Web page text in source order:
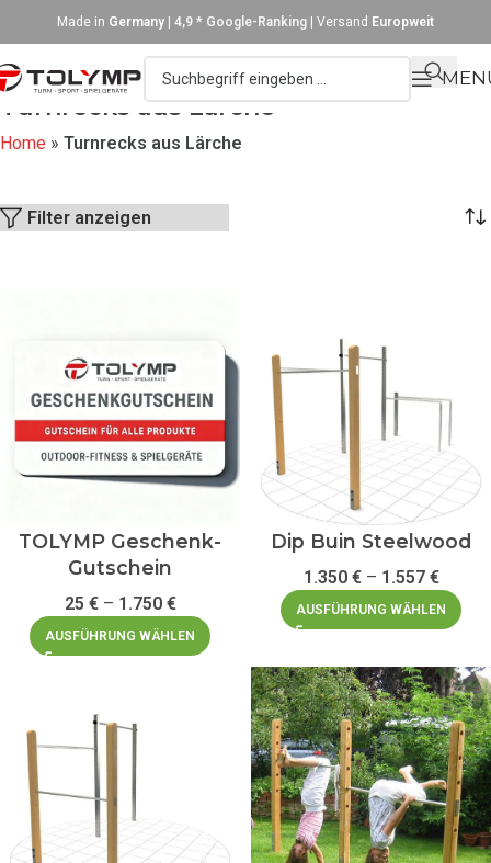
Made in Germany 4,9 * Google-Ranking | Versand Europweit
Turnrecks aus Lärche
Home » Turnrecks aus Lärche
Filter anzeigen
TOLYMP Geschenk-
Gutschein
25 €– 1.750 €
AUSFÜHRUNG WÄHLEN
Dip Buin Steelwood
1.350 €– 1.557 €
AUSFÜHRUNG WÄHLEN